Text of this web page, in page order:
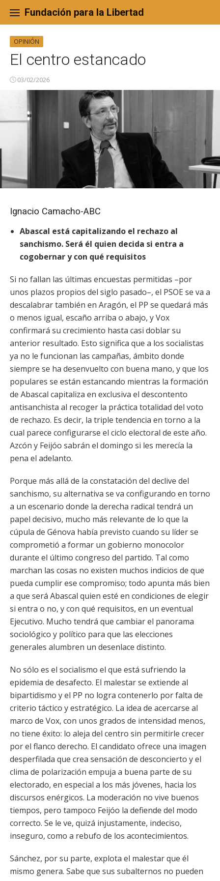
content
Fundación para la Libertad
OPINIÓN
El centro estancado
03/02/2026
Ignacio Camacho-ABC
Abascal está capitalizando el rechazo al
sanchismo. Será él quien decida si entra a
cogobernar y con qué requisitos
Si no fallan las últimas encuestas permitidas –por
unos plazos propios del siglo pasado–, el PSOE se va a
descalabrar también en Aragón, el PP se quedará más
o menos igual, escaño arriba o abajo, y Vox
confirmará su crecimiento hasta casi doblar su
anterior resultado. Esto significa que a los socialistas
ya no le funcionan las campañas, ámbito donde
siempre se ha desenvuelto con buena mano, y que los
populares se están estancando mientras la formación
de Abascal capitaliza en exclusiva el descontento
antisanchista al recoger la práctica totalidad del voto
de rechazo. Es decir, la triple tendencia en torno a la
cual parece configurarse el ciclo electoral de este año.
Azcón y Feijóo sabrán el domingo si les merecía la
pena el adelanto.
Porque más allá de la constatación del declive del
sanchismo, su alternativa se va configurando en torno
a un escenario donde la derecha radical tendrá un
papel decisivo, mucho más relevante de lo que la
cúpula de Génova había previsto cuando su líder se
comprometió a formar un gobierno monocolor
durante el último congreso del partido. Tal como
marchan las cosas no existen muchos indicios de que
pueda cumplir ese compromiso; todo apunta más bien
a que será Abascal quien esté en condiciones de elegir
si entra o no, y con qué requisitos, en un eventual
Ejecutivo. Mucho tendrá que cambiar el panorama
sociológico y político para que las elecciones
generales alumbren un desenlace distinto.
No sólo es el socialismo el que está sufriendo la
epidemia de desafecto. El malestar se extiende al
bipartidismo y el PP no logra contenerlo por falta de
criterio táctico y estratégico. La idea de acercarse al
marco de Vox, con unos grados de intensidad menos,
no tiene éxito: lo aleja del centro sin permitirle crecer
por el flanco derecho. El candidato ofrece una imagen
desperfilada que crea sensación de desconcierto y el
clima de polarización empuja a buena parte de su
electorado, en especial a los más jóvenes, hacia los
discursos enérgicos. La moderación no vive buenos
tiempos, pero tampoco Feijóo la defiende del modo
correcto. Se le ve, quizá injustamente, indeciso,
inseguro, como a rebufo de los acontecimientos.
Sánchez, por su parte, explota el malestar que él
mismo genera. Sabe que sus subalternos no pueden